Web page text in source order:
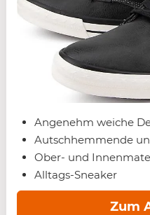
Angenehm weiche
Autschhemmende
Ober- und
Alltags-Sneaker
Zum